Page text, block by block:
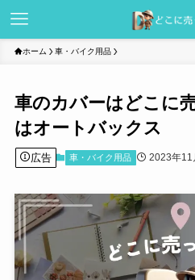
ホーム 車・バイク用品
車のカバーはどこに
はオートバックス
広告 車・バイク用品 2023年11